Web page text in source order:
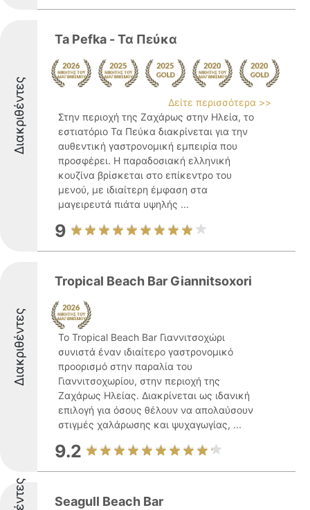
Διακριθέντες
Ta Pefka - Τα Πεύκα
Δείτε περισσότερα >>
Στην περιοχή της Ζαχάρως στην Ηλεία, το
εστιατόριο Τα Πεύκα διακρίνεται για την
αυθεντική γαστρονομική εμπειρία που
προσφέρει. Η παραδοσιακή ελληνική
κουζίνα βρίσκεται στο επίκεντρο του
μενού, με ιδιαίτερη έμφαση στα
μαγειρευτά πιάτα υψηλής ...
9
Διακριθέντες
Tropical Beach Bar Giannitsoxori
Το Tropical Beach Bar Γιαννιτσοχώρι
συνιστά έναν ιδιαίτερο γαστρονομικό
προορισμό στην παραλία του
Γιαννιτσοχωρίου, στην περιοχή της
Ζαχάρως Ηλείας. Διακρίνεται ως ιδανική
επιλογή για όσους θέλουν να απολαύσουν
στιγμές χαλάρωσης και ψυχαγωγίας, ...
9.2
Seagull Beach Bar